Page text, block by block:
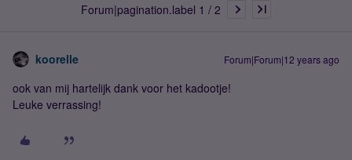
Forum|pagination.label 1 / 2
koorelle Forum|Forum|12 years ago
ook van mij hartelijk dank voor het kadootje!
Leuke verrassing!